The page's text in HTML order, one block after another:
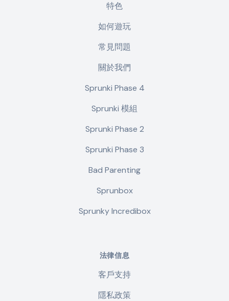
特色
如何遊玩
常見問題
關於我們
Sprunki Phase 4
Sprunki 模組
Sprunki Phase 2
Sprunki Phase 3
Bad Parenting
Sprunbox
Sprunky Incredibox
法律信息
客戶支持
隱私政策